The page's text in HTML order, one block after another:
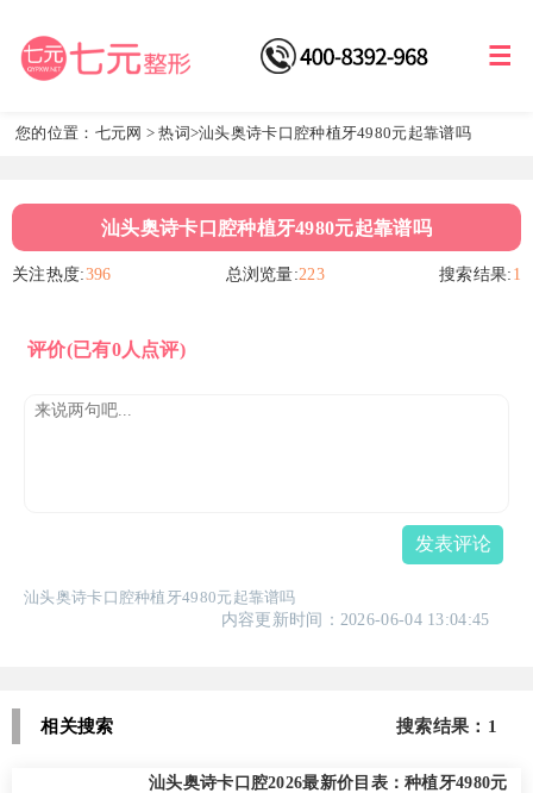
您的位置： 七元网 >热词 >汕头奥诗卡口腔种植牙4980元起靠谱吗
汕头奥诗卡口腔种植牙4980元起靠谱吗
关注热度:396 总浏览量:223 搜索结果: 1
评价(已有0人点评)
发表评论
汕头奥诗卡口腔种植牙4980元起靠谱吗
内容更新时间：2026-06-04 13:04:45
相关搜索 搜索结果：1
汕头奥诗卡口腔2026最新价目表：种植牙4980元